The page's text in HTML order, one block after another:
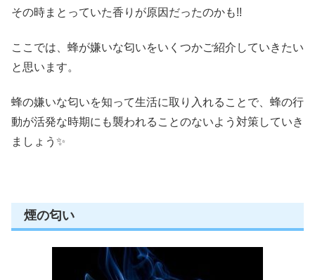
その時まとっていた香りが原因だったのかも!!
ここでは、 蜂が嫌いな匂いをいくつかご紹介していきたい
と思います。
蜂の嫌いな匂いを知って生活に取り入れることで、蜂の行
動が活発な時期にも襲われることのないよう対策していき
ましょう✨
煙の匂い